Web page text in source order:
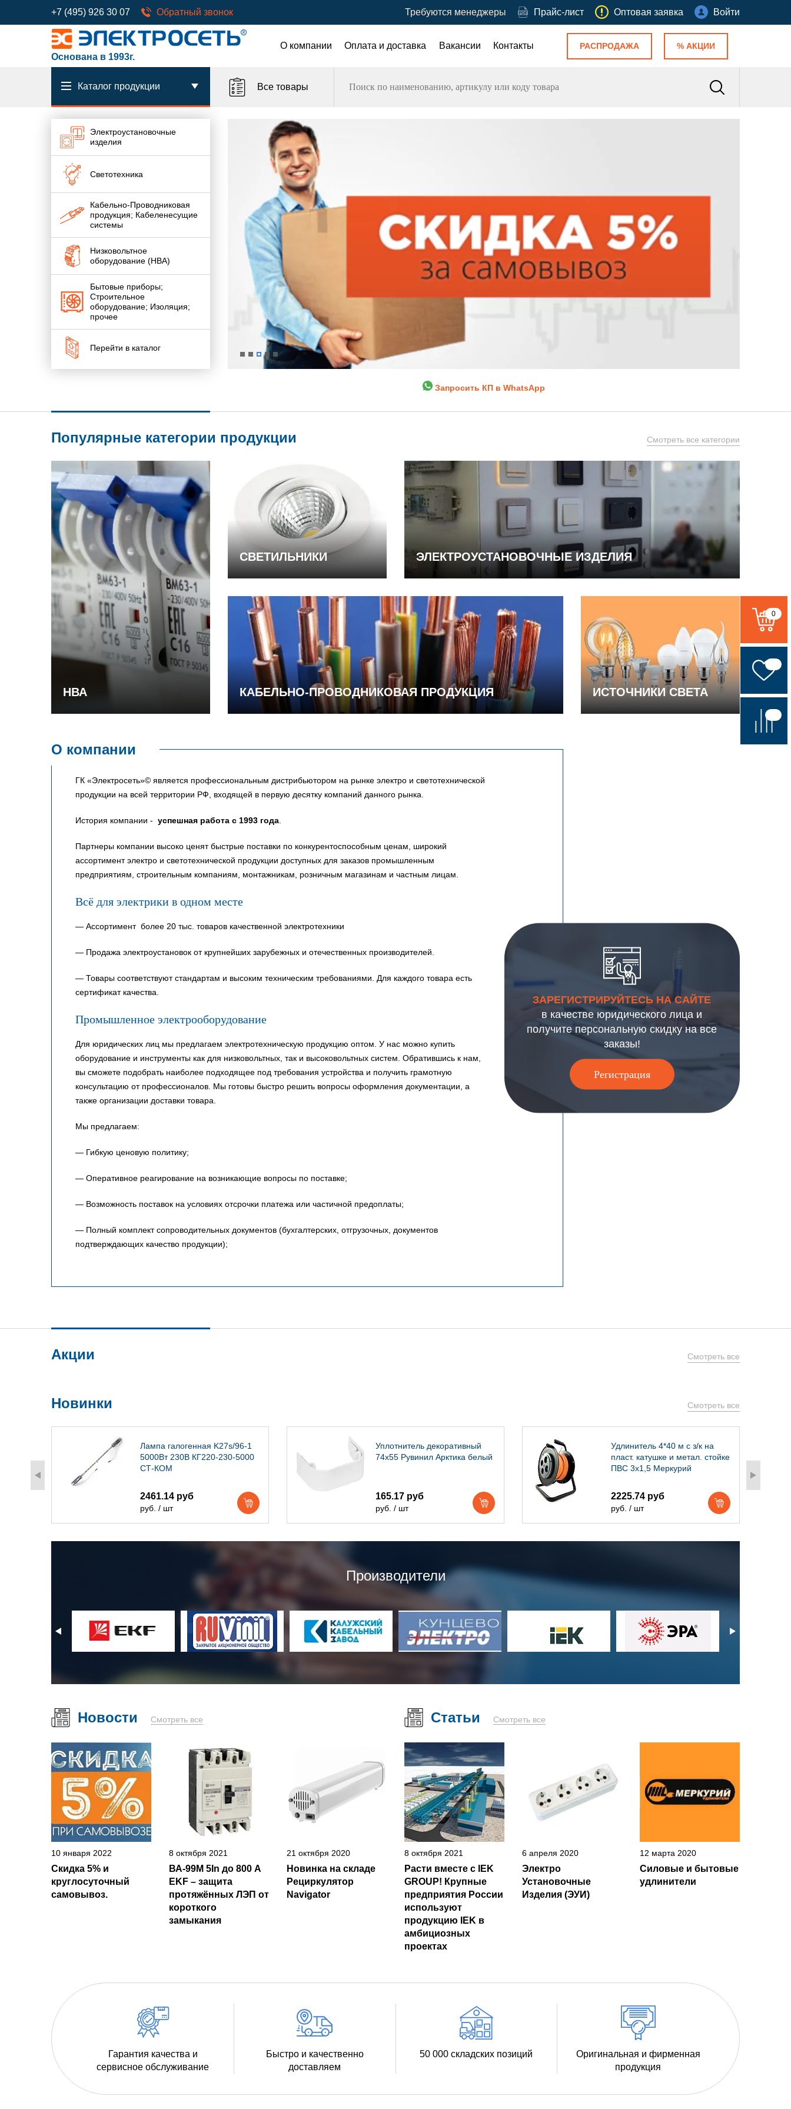
+7 (495) 926 30 07 Обратный звонок Требуются менеджеры Прайс-лист Оптовая заявка Войти
Основана в 1993г.
О компании Оплата и доставка Вакансии Контакты РАСПРОДАЖА % АКЦИИ
Каталог продукции Все товары
Электроустановочные
изделия
Светотехника
Кабельно-Проводниковая
продукция; Кабеленесущие
системы
Низковольтное
оборудование (НВА)
Бытовые приборы;
Строительное
оборудование; Изоляция;
прочее
Перейти в каталог
Запросить КП в WhatsApp
Популярные категории продукции Смотреть все категории
НВА
СВЕТИЛЬНИКИ ЭЛЕКТРОУСТАНОВОЧНЫЕ ИЗДЕЛИЯ
КАБЕЛЬНО-ПРОВОДНИКОВАЯ ПРОДУКЦИЯ ИСТОЧНИКИ СВЕТА
О компании
ГК «Электросеть»© является профессиональным дистрибьютором на рынке электро и светотехнической
продукции на всей территории РФ, входящей в первую десятку компаний данного рынка.
История компании - успешная работа с 1993 года
Партнеры компании высоко ценят быстрые поставки по конкурентоспособным ценам, широкий
ассортимент электро и светотехнической продукции доступных для заказов промышленным
предприятиям, строительным компаниям, монтажникам, розничным магазинам и частным лицам.
Всё для электрики в одном месте
— Ассортимент более 20 тыс. товаров качественной электротехники
— Продажа электроустановок от крупнейших зарубежных и отечественных производителей.
— Товары соответствуют стандартам и высоким техническим требованиями. Для каждого товара есть
сертификат качества.
Промышленное электрооборудование
Для юридических лиц мы предлагаем электротехническую продукцию оптом. У нас можно купить
оборудование и инструменты как для низковольтных, так и высоковольтных систем. Обратившись к нам,
вы сможете подобрать наиболее подходящее под требования устройства и получить грамотную
консультацию от профессионалов. Мы готовы быстро решить вопросы оформления документации, а
также организации доставки товара.
Мы предлагаем:
— Гибкую ценовую политику;
— Оперативное реагирование на возникающие вопросы по поставке;
— Возможность поставок на условиях отсрочки платежа или частичной предоплаты;
— Полный комплект сопроводительных документов (бухгалтерских, отгрузочных, документов
подтверждающих качество продукции);
ЗАРЕГИСТРИРУЙТЕСЬ НА САЙТЕ
в качестве юридического лица и
получите персональную скидку на все
заказы!
Регистрация
Акции Смотреть все
Новинки Смотреть все
Лампа галогенная K27s/96-1
5000Вт 230В КГ220-230-5000
СТ-КОМ
2461.14 руб
руб. / шт
Уплотнитель декоративный
74х55 Рувинил Арктика белый
165.17 руб
руб. / шт
Удлинитель 4*40 м с з/к на
пласт. катушке и метал. стойке
ПВС 3х1,5 Меркурий
2225.74 руб
руб. / шт
Производители
Новости Смотреть все
10 января 2022
Скидка 5% и
круглосуточный
самовывоз.
8 октября 2021
ВА-99М 5In до 800 А
EKF – защита
протяжённых ЛЭП от
короткого
замыкания
21 октября 2020
Новинка на складе
Рециркулятор
Navigator
Статьи Смотреть все
8 октября 2021
Расти вместе с IEK
GROUP! Крупные
предприятия России
используют
продукцию IEK в
амбициозных
проектах
6 апреля 2020
Электро
Установочные
Изделия (ЭУИ)
12 марта 2020
Силовые и бытовые
удлинители
Гарантия качества и
сервисное обслуживание
Быстро и качественно
доставляем
50 000 складских позиций
Оригинальная и фирменная
продукция
0